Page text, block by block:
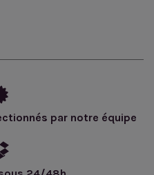
par notre équipe